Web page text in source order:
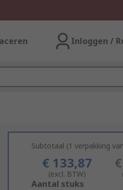
Inloggen /
Subtotaal (1 verpakking
€ 133,87
(excl. BTW)
Add
Aantal stuks